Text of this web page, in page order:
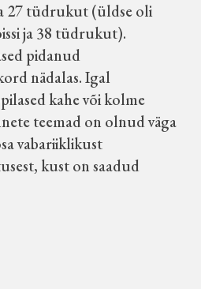
27 tüdrukut (üldse oli
ja 38 tüdrukut).
pidanud
nädalas. Igal
kahe või kolme
teemad on olnud väga
vabariiklikust
kust on saadud